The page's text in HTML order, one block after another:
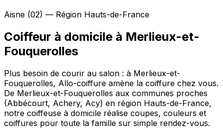
Aisne (02) — Région Hauts-de-France
Coiffeur à domicile à Merlieux-et-
Fouquerolles
Plus besoin de courir au salon : à Merlieux-et-
Fouquerolles, Allo-coiffure amène la coiffure chez vous.
De Merlieux-et-Fouquerolles aux communes proches
(Abbécourt, Achery, Acy) en région Hauts-de-France,
notre coiffeuse à domicile réalise coupes, couleurs et
coiffures pour toute la famille sur simple rendez-vous.